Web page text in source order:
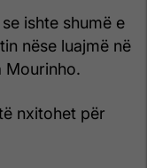
ishte shumë e
nëse luajmë në
Mourinho.
nxitohet për